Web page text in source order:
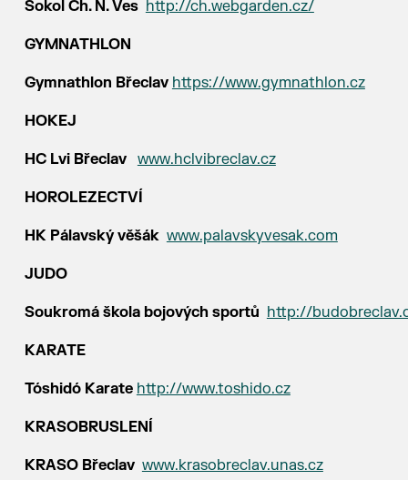
Sokol Ch. N. Ves http://ch.webgarden.cz/
GYMNATHLON
Gymnathlon Břeclav https://www.gymnathlon.cz
HOKEJ
HC Lvi Břeclav www.hclvibreclav.cz
HOROLEZECTVÍ
HK Pálavský věšák www.palavskyvesak.com
JUDO
Soukromá škola bojových sportů http://
KARATE
Tóshidó Karate http://www.toshido.cz
KRASOBRUSLENÍ
KRASO Břeclav www.krasobreclav.unas.cz